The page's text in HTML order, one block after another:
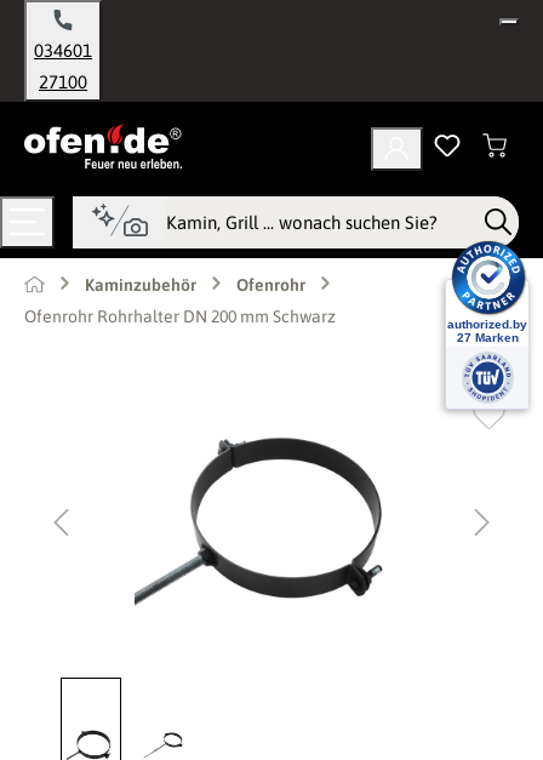
springen
034601
27100
Kaminzubehör
Ofenrohr
Ofenrohr Rohrhalter DN 200 mm Schwarz